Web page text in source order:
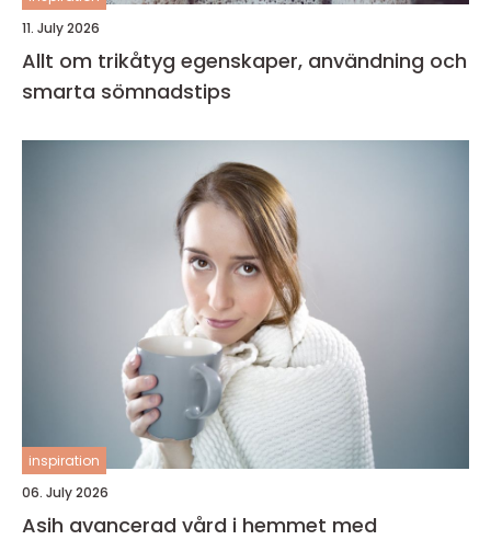
11. July 2026
Allt om trikåtyg egenskaper, användning och
smarta sömnadstips
inspiration
06. July 2026
Asih avancerad vård i hemmet med